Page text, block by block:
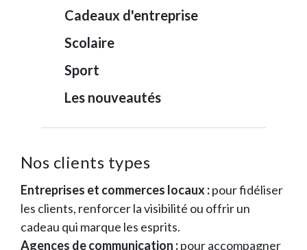
Cadeaux d'entreprise
Scolaire
Sport
Les nouveautés
Nos clients types
Entreprises et commerces locaux :pour fidéliser
les clients, renforcer la visibilité ou offrir un
cadeau qui marque les esprits.
Agences de communication :pour accompagner